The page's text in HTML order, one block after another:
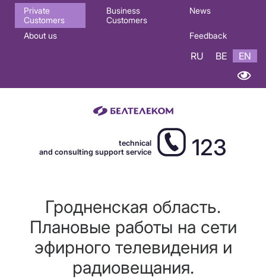
Основная
навигация
Private
Customers
Business
Customers
News
About us Feedback
RU BE EN
technical
and consulting support service
123
Гродненская область.
Плановые работы на сети
эфирного телевидения и
радиовещания.